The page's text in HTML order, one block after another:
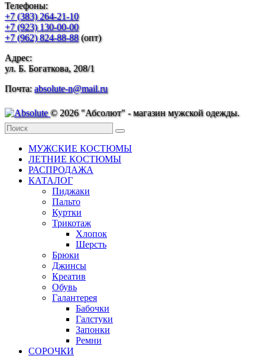
Телефоны:
+7 (383) 264-21-10
+7 (923) 130-00-00
+7 (962) 824-88-88(опт)
Адрес:
ул. Б. Богаткова, 208/1
Почта:absolute-n@mail.ru
© 2026 "Абсолют" - магазин мужской одежды.
МУЖСКИЕ КОСТЮМЫ
ЛЕТНИЕ КОСТЮМЫ
РАСПРОДАЖА
КАТАЛОГ
Пиджаки
Пальто
Куртки
Трикотаж
Хлопок
Шерсть
Брюки
Джинсы
Креатив
Обувь
Галантерея
Бабочки
Галстуки
Запонки
Ремни
СОРОЧКИ